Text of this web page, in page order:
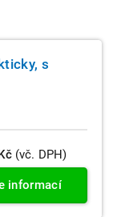
s
(vč. DPH)
informací